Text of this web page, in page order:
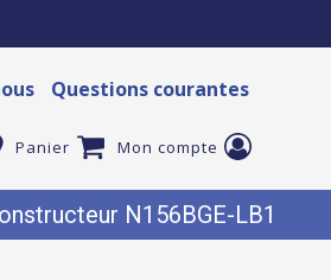
Questions courantes
Panier Mon compte
N156BGE-LB1